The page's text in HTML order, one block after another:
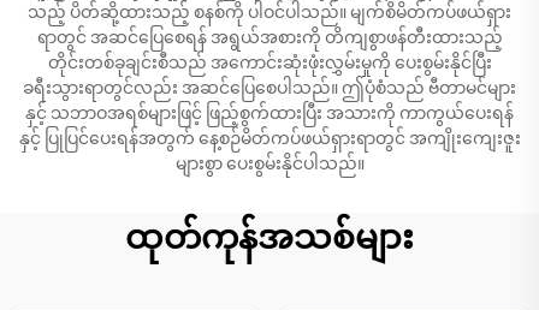
သည့် ပိတ်ဆို့ထားသည့် စနစ်ကို ပါဝင်ပါသည်။ မျက်စိမိတ်ကပ်ဖယ်ရှား
ရာတွင် အဆင်ပြေစေရန် အရွယ်အစားကို တိကျစွာဖန်တီးထားသည့်
တိုင်းတစ်ခုချင်းစီသည် အကောင်းဆုံးဖုံးလွှမ်းမှုကို ပေးစွမ်းနိုင်ပြီး
ခရီးသွားရာတွင်လည်း အဆင်ပြေစေပါသည်။ ဤပုံစံသည် ဗီတာမင်များ
နှင့် သဘာဝအရစ်များဖြင့် ဖြည့်စွက်ထားပြီး အသားကို ကာကွယ်ပေးရန်
နှင့် ပြုပြင်ပေးရန်အတွက် နေ့စဉ်မိတ်ကပ်ဖယ်ရှားရာတွင် အကျိုးကျေးဇူး
များစွာ ပေးစွမ်းနိုင်ပါသည်။
ထုတ်ကုန်အသစ်များ